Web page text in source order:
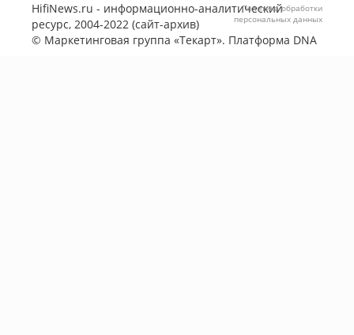
HifiNews.ru - информационно-аналитический
ресурс, 2004-2022 (сайт-архив)
© Маркетинговая группа «Текарт». Платформа DNA
Политика обработки
персональных данных